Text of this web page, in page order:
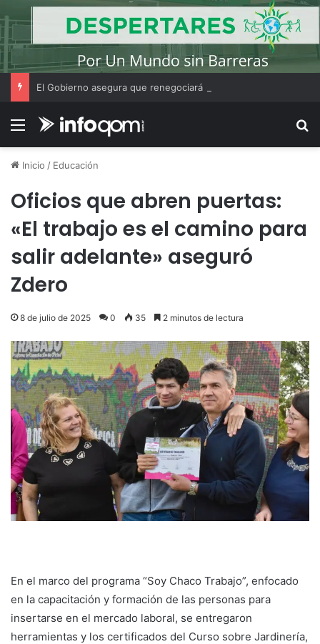
Menú
Inicio / Educación
Oficios que abren puertas:
«El trabajo es el camino para
salir adelante» aseguró
Zdero
8 de julio de 2025 0 35 2 minutos de lectura
En el marco del programa “Soy Chaco Trabajo”, enfocado
en la capacitación y formación de las personas para
insertarse en el mercado laboral, se entregaron
herramientas y los certificados del Curso sobre Jardinería,